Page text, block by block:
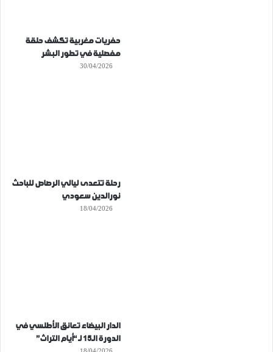
حفريات مغربية تكشف حلقة
مفصلية في تطور البشر
30/04/2026
رحلة تتعدى ليالي الرصاص للباحث
نورالدين سعودي
18/04/2026
الدار البيضاء تعانق الأطلسي في
الدورة الـ15 لـ “أيام التراث”